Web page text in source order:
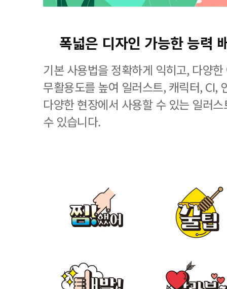
폭넓은 디자인 가능한 능력
기본 사용법을 정확하게 익히고, 다양
무활용도를 높여 일러스트, 캐릭터, CI,
다양한 현장에서 사용할 수 있는 일러
수 있습니다.